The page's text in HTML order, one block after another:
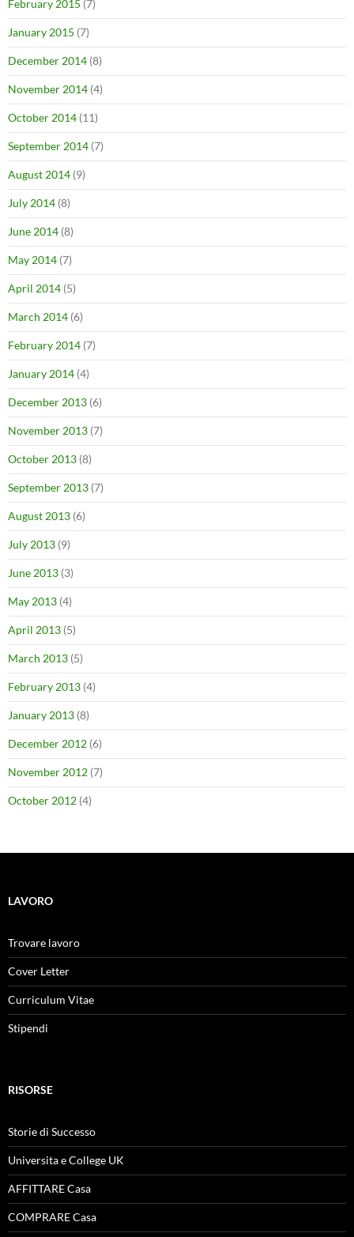
February 2015 (7)
January 2015 (7)
December 2014 (8)
November 2014 (4)
October 2014 (11)
September 2014 (7)
August 2014 (9)
July 2014 (8)
June 2014 (8)
May 2014 (7)
April 2014 (5)
March 2014 (6)
February 2014 (7)
January 2014 (4)
December 2013 (6)
November 2013 (7)
October 2013 (8)
September 2013 (7)
August 2013 (6)
July 2013 (9)
June 2013 (3)
May 2013 (4)
April 2013 (5)
March 2013 (5)
February 2013 (4)
January 2013 (8)
December 2012 (6)
November 2012 (7)
October 2012 (4)
LAVORO
Trovare lavoro
Cover Letter
Curriculum Vitae
Stipendi
RISORSE
Storie di Successo
Universita e College UK
AFFITTARE Casa
COMPRARE Casa